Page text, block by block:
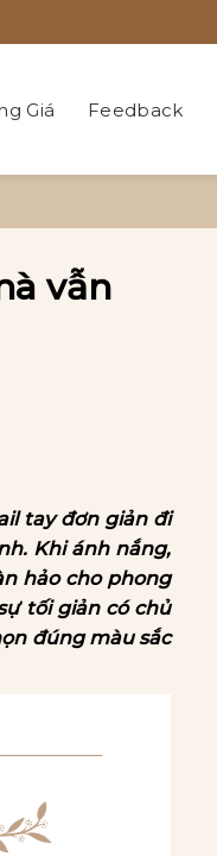
Giá Feedback
vẫn
tay đơn giản đi
Khi ánh nắng,
hảo cho phong
tối giản có chủ
đúng màu sắc